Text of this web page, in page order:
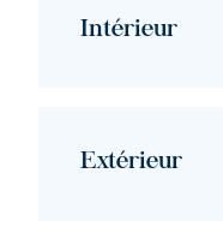
Intérieur
Extérieur